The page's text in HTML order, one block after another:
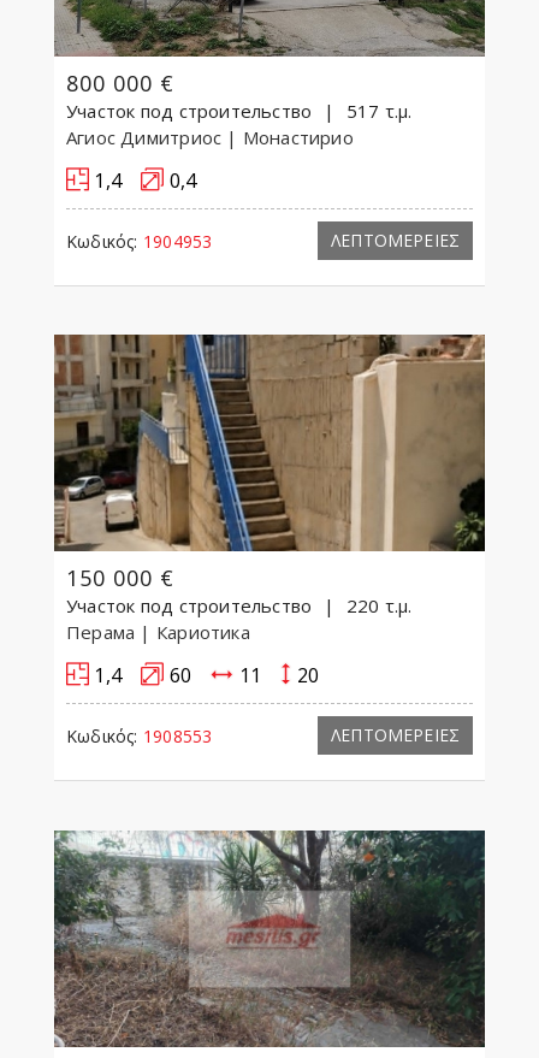
800 000 €
Участок под строительство
517 τ.μ.
Агиос Димитриос | Монастирио
1,4 0,4
Κωδικός: 1904953 ΛΕΠΤΟΜΕΡΕΙΕΣ
150 000 €
Участок под строительство
220 τ.μ.
Перама | Кариотика
1,4 60 11 20
Κωδικός: 1908553 ΛΕΠΤΟΜΕΡΕΙΕΣ